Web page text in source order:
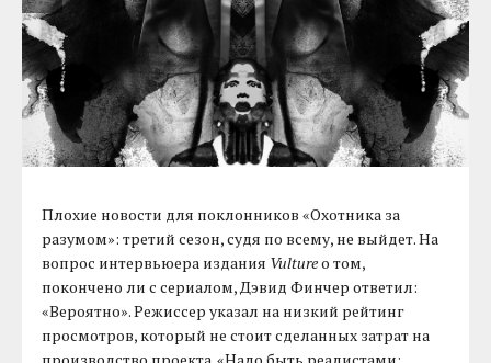
Плохие новости для поклонников «Охотника за
разумом»: третий сезон, судя по всему, не выйдет. На
вопрос интервьюера издания Vultureо том,
покончено ли с сериалом, Дэвид Финчер ответил:
«Вероятно». Режиссер указал на низкий рейтинг
просмотров, который не стоит сделанных затрат на